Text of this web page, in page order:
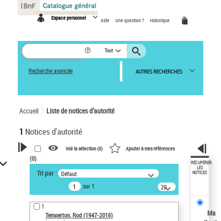
Espace personnel Aide Une question ? Historique
Tout
Recherche avancée AUTRES RECHERCHES
Accueil Liste de notices d’autorité
1 Notices d'autorité
VOTRE RECHERCHE
Recherche avancée dans les
notices d’autorité
Œuvres liées à l'auteur :
Temperton, Rod (1947-2016)
Voir la sélection (0) Ajouter à mes références
(0)
Tri par : Défaut
sur 1
20
résultats/page
1
Temperton, Rod (1947-2016)
RÉCUPÉRER
LES
NOTICES
Ma
Panneau de gestion des cookies